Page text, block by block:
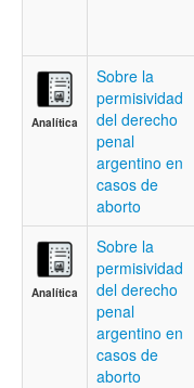
Analítica
Sobre la
permisividad
del derecho
penal
argentino en
casos de
aborto
Analítica
Sobre la
permisividad
del derecho
penal
argentino en
casos de
aborto